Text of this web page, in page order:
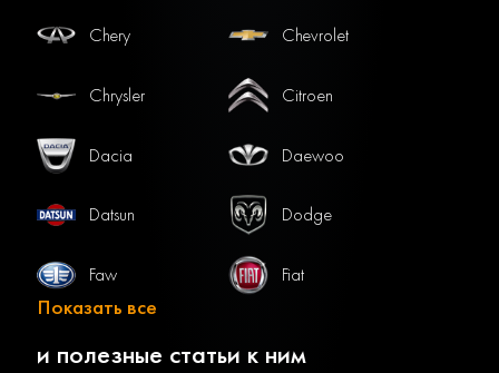
Chery Chevrolet
Chrysler Citroen
Dacia Daewoo
Datsun Dodge
Faw Fiat
Показать все
и полезные статьи к ним